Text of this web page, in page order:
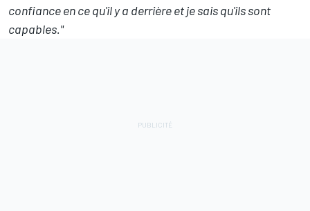
confiance en ce qu'il y a derrière et je sais qu'ils sont
capables."